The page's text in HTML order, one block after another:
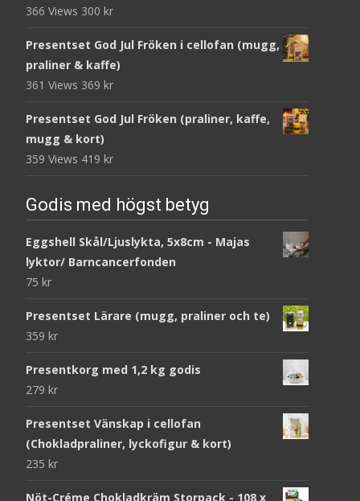
366 Views 300 kr
Presentset God Jul Fröken i cellofan (mugg,
praliner & kaffe)
361 Views 369 kr
Presentset God Jul Fröken (praliner, kaffe,
mugg & kort)
359 Views 419 kr
Godis med högst betyg
Eggshell Skål/Ljuslykta, 5x8cm - Majas
lyktor/ Barncancerfonden
75 kr
Presentset Lärare (mugg, praliner och te)
359 kr
Presentkorg med 1,2 kg godis
279 kr
Presentset Vänskap i cellofan
(Chokladpraliner, lyckofigur & kort)
235 kr
Nöt-Créme Chokladkräm Storpack - 108 x